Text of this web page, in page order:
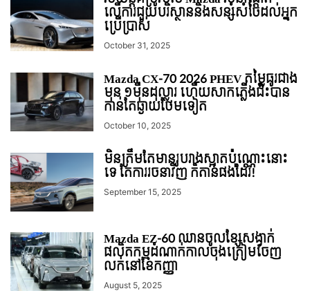
លើការជួយបរិស្ថាននិងសន្សំសំចៃដល់អ្នក
ប្រើប្រាស់
October 31, 2025
Mazda CX-70 2026 PHEV តម្លៃធូរជាង
មុន ១ម៉ឺនដុល្លារ ហើយសាកភ្លើងជិះបាន
កាន់តែឆ្ងាយថែមទៀត
October 10, 2025
មិនត្រឹមតែមានរូបរាងស្អាតប៉ុណ្ណោះនោះ
ទេ តែការរចនាវិញ ក៏តាន់ផងដែរ!
September 15, 2025
Mazda EZ-60 ឈានចូលខ្សែសង្វាក់
ផលិតកម្មដំណាក់កាលចុងត្រៀមចេញ
លក់នៅខែកញ្ញា
August 5, 2025